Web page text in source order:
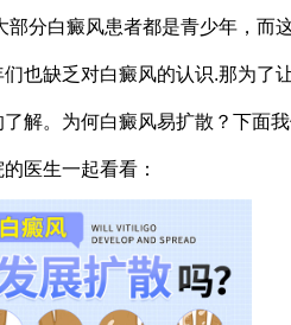
部分白癜风患者都是青少年，而
也缺乏对白癜风的认识.那为了
解。为何白癜风易扩散？下面
医生一起看看：